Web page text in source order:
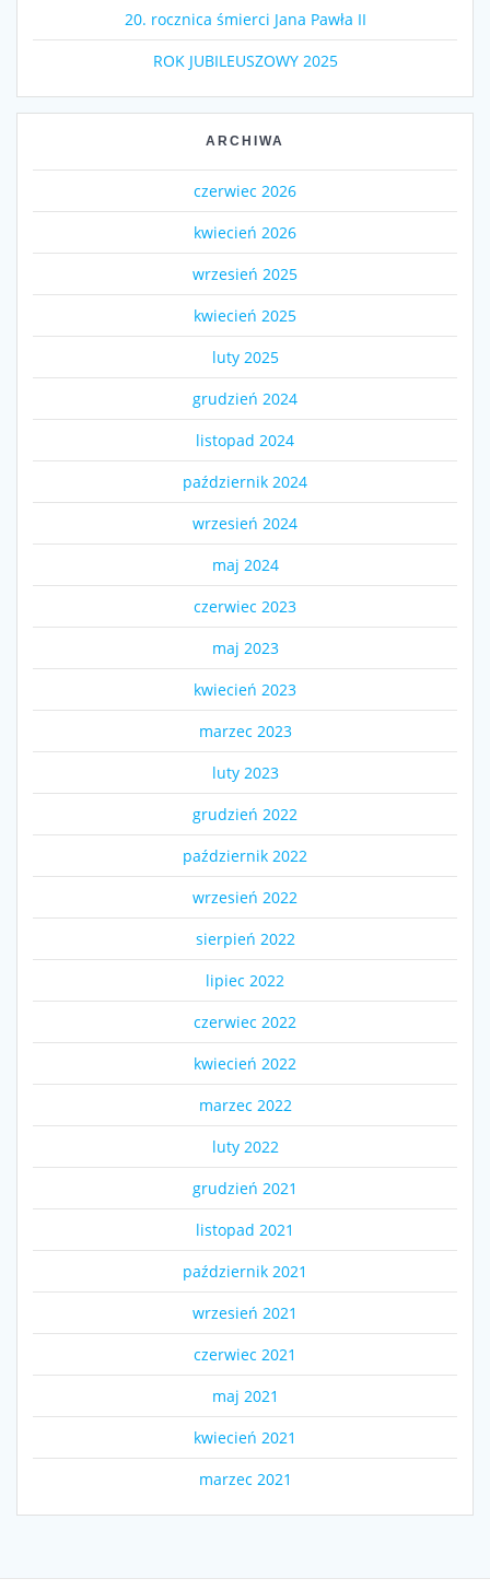
20. rocznica śmierci Jana Pawła II
ROK JUBILEUSZOWY 2025
ARCHIWA
czerwiec 2026
kwiecień 2026
wrzesień 2025
kwiecień 2025
luty 2025
grudzień 2024
listopad 2024
październik 2024
wrzesień 2024
maj 2024
czerwiec 2023
maj 2023
kwiecień 2023
marzec 2023
luty 2023
grudzień 2022
październik 2022
wrzesień 2022
sierpień 2022
lipiec 2022
czerwiec 2022
kwiecień 2022
marzec 2022
luty 2022
grudzień 2021
listopad 2021
październik 2021
wrzesień 2021
czerwiec 2021
maj 2021
kwiecień 2021
marzec 2021